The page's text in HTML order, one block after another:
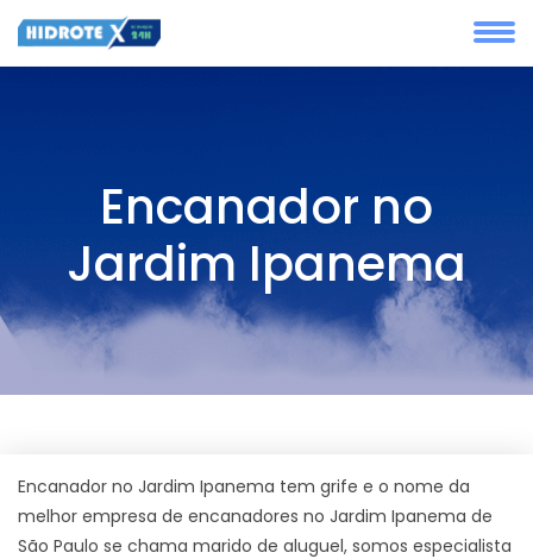
Encanador no
Jardim Ipanema
Encanador no Jardim Ipanema tem grife e o nome da
melhor empresa de encanadores no Jardim Ipanema de
São Paulo se chama marido de aluguel, somos especialista